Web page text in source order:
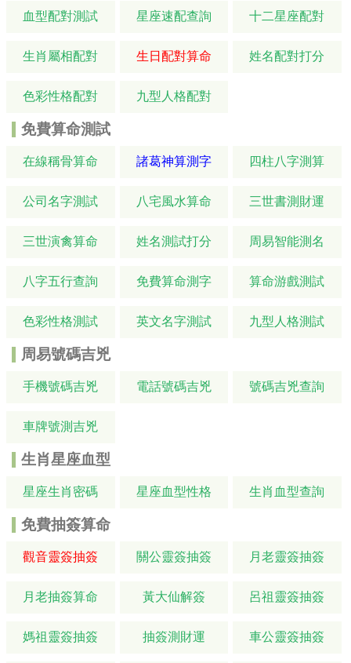
血型配對測試 星座速配查詢 十二星座配對
生肖屬相配對 生日配對算命 姓名配對打分
色彩性格配對 九型人格配對
免費算命測試
在線稱骨算命 諸葛神算測字 四柱八字測算
公司名字測試 八宅風水算命 三世書測財運
三世演禽算命 姓名測試打分 周易智能測名
八字五行查詢 免費算命測字 算命游戲測試
色彩性格測試 英文名字測試 九型人格測試
周易號碼吉兇
手機號碼吉兇 電話號碼吉兇 號碼吉兇查詢
車牌號測吉兇
生肖星座血型
星座生肖密碼 星座血型性格 生肖血型查詢
免費抽簽算命
觀音靈簽抽簽 關公靈簽抽簽 月老靈簽抽簽
月老抽簽算命 黃大仙解簽 呂祖靈簽抽簽
媽祖靈簽抽簽 抽簽測財運 車公靈簽抽簽